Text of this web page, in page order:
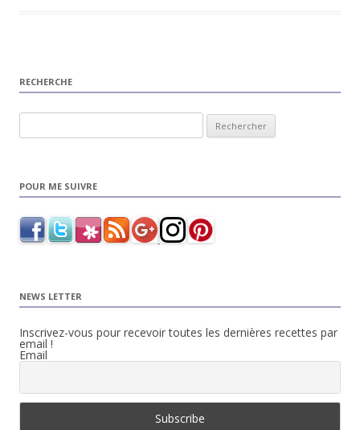
RECHERCHE
POUR ME SUIVRE
NEWS LETTER
Inscrivez-vous pour recevoir toutes les dernières recettes par
email !
Email